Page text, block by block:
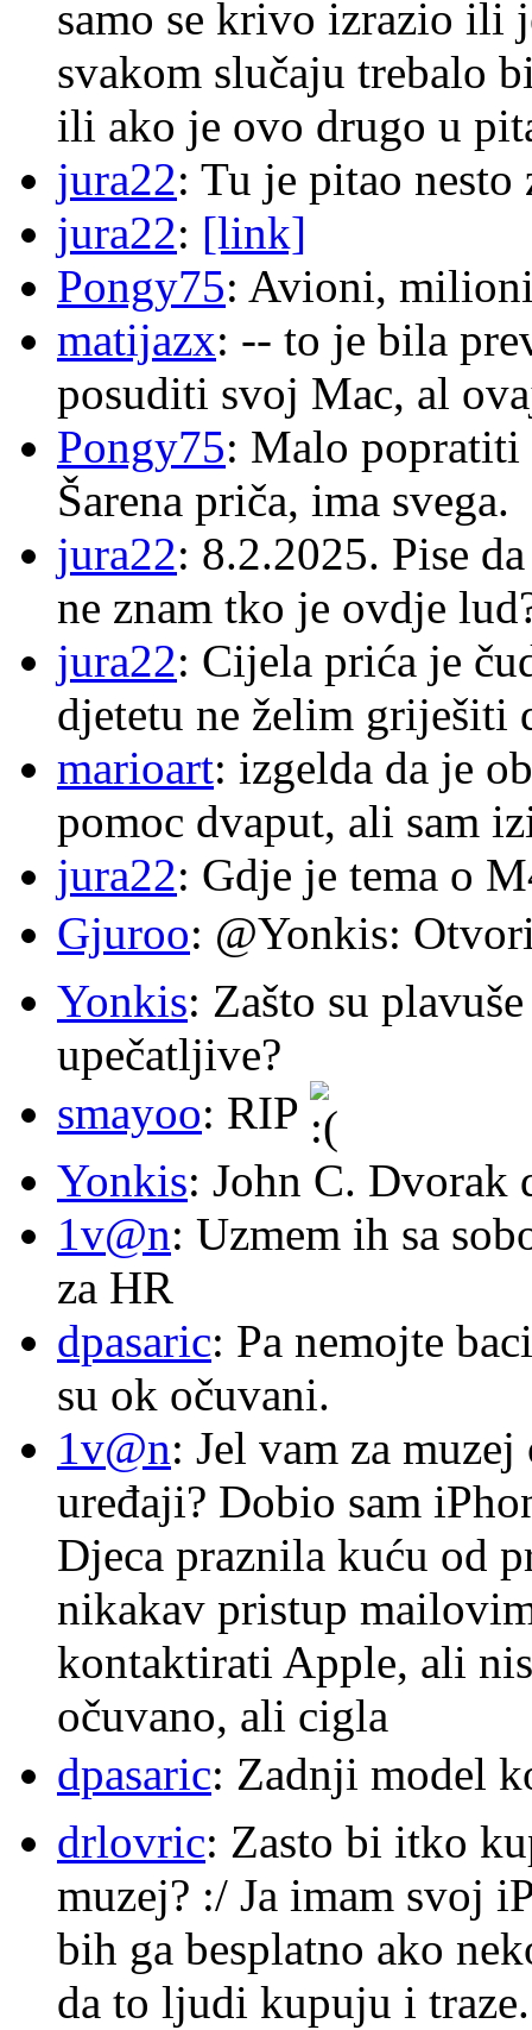
samo se krivo izrazio ili
svakom slučaju trebalo
ili ako je ovo drugo u
jura22: Tu je pitao
jura22: [link]
Pongy75: Avioni,
matijazx: -- to je bila
posuditi svoj Mac, al
Pongy75: Malo popratiti
Šarena priča, ima svega.
jura22: 8.2.2025. Pise
ne znam tko je ovdje
jura22: Cijela prića je
djetetu ne želim griješiti
marioart: izgelda da je
pomoc dvaput, ali sam
jura22: Gdje je tema o
Gjuroo: @Yonkis:
Yonkis: Zašto su
upečatljive?
smayoo: RIP
Yonkis: John C. Dvorak
1v@n: Uzmem ih sa
za HR
dpasaric: Pa nemojte
su ok očuvani.
1v@n: Jel vam za
uređaji? Dobio sam
Djeca praznila kuću od
nikakav pristup
kontaktirati Apple, ali
očuvano, ali cigla
dpasaric: Zadnji model
drlovric: Zasto bi itko
muzej? :/ Ja imam svoj
bih ga besplatno ako
da to ljudi kupuju i traze.